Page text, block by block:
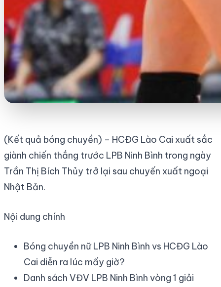
(Kết quả bóng chuyền) – HCĐG Lào Cai xuất sắc
giành chiến thắng trước LPB Ninh Bình trong ngày
Trần Thị Bích Thủy trở lại sau chuyến xuất ngoại
Nhật Bản.
Nội dung chính
Bóng chuyền nữ LPB Ninh Bình vs HCĐG Lào
Cai diễn ra lúc mấy giờ?
Danh sách VĐV LPB Ninh Bình vòng 1 giải